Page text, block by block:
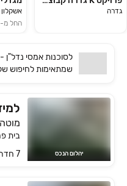
גדרה
אשקלון
החל מ-
לסוכנותאמסי נדל"ן - Amsi
שמתאימותלחיפוש
יהלום הנכס
בית
7 חדרים • קומה ‎קרקע‏ • 375 מ״ר